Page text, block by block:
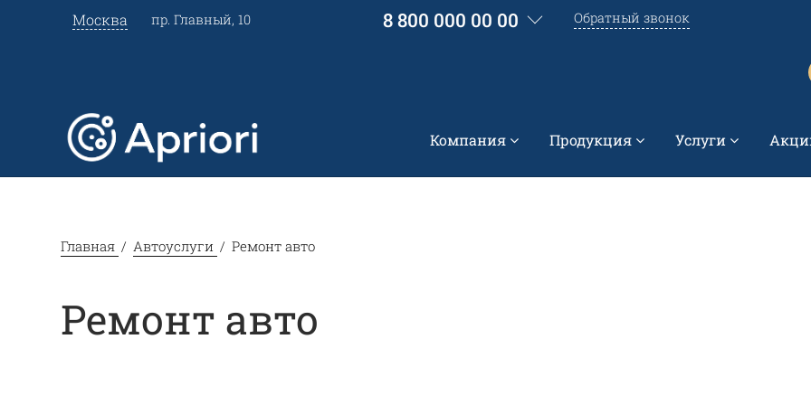
Москва пр. Главный, 10 8 800 000 00 00 Обратный звонок
Компания Продукция Услуги
Главная Автоуслуги Ремонт авто
Ремонт авто